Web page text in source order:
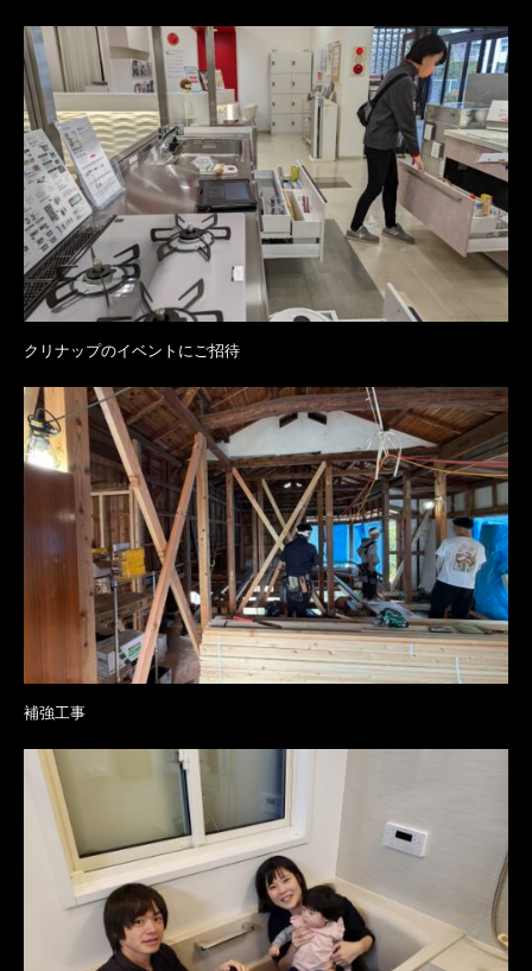
クリナップのイベントにご招待
補強工事